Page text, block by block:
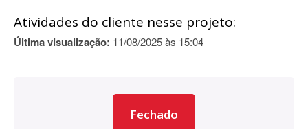
Atividades do cliente nesse projeto:
Última visualização: 11/08/2025 às 15:04
Fechado